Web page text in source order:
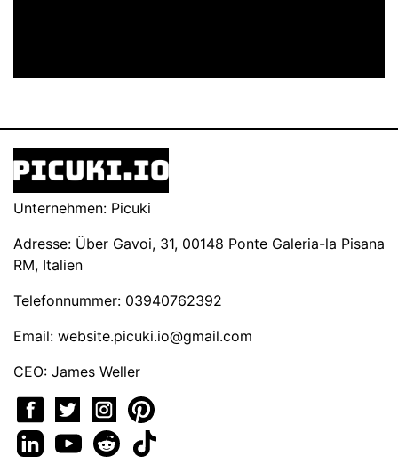
Unternehmen: Picuki
Adresse: Über Gavoi, 31, 00148 Ponte Galeria-la Pisana
RM, Italien
Telefonnummer: 03940762392
Email: website.picuki.io@gmail.com
CEO: James Weller